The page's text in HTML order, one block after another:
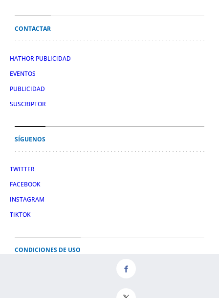
CONTACTAR
HATHOR PUBLICIDAD
EVENTOS
PUBLICIDAD
SUSCRIPTOR
SÍGUENOS
TWITTER
FACEBOOK
INSTAGRAM
TIKTOK
CONDICIONES DE USO